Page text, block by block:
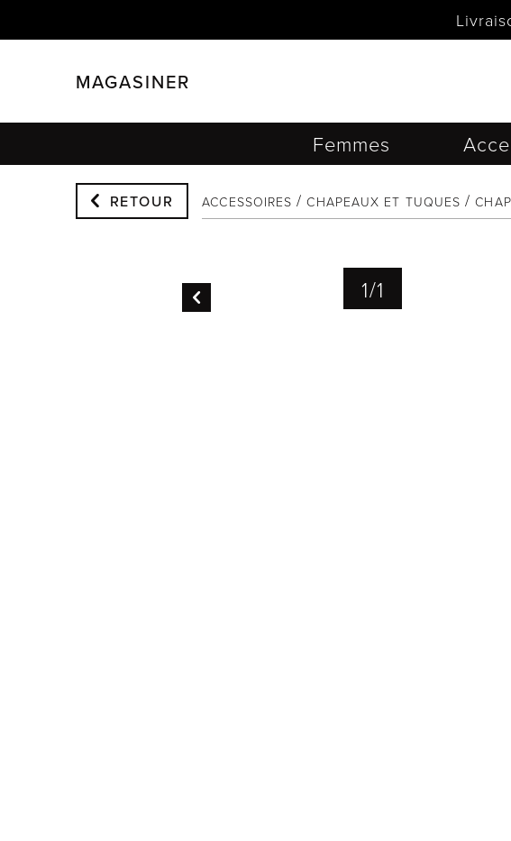
MAGASINER
FILTRER
Femmes
RETOUR ACCESSOIRES CHAPEAUX ET TUQUES
1/1